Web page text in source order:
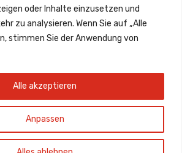
oder Inhalte einzusetzen und
zu analysieren. Wenn Sie auf „Alle
stimmen Sie der Anwendung von
Anpassen
Alle akzeptieren
+49 6172 45260 33